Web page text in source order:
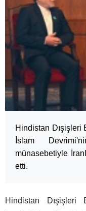
Hindistan Dışişleri
İslam
münasebetiyle
etti.
Hindistan Dışişleri